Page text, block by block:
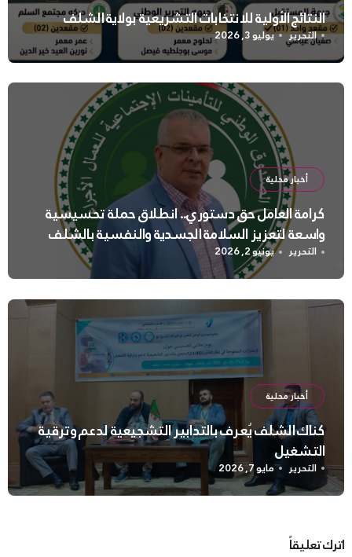
النتائج الأولية للانتخابات التشريعية بولاية الشلف
التحرير يوليو 3, 2026
أخبار محلية
كرامة العامل حق دستوري.. انطلاق حملة تحسيسية
واسعة لتعزيز السلامة الجسدية والنفسية بالشلف
التحرير يونيو 2, 2026
أخبار محلية
كناك الشلف يُعرف بالتدابير التشجيعية لدعم وترقية
التشغيل
التحرير مايو 7, 2026
اترك تعليقاً